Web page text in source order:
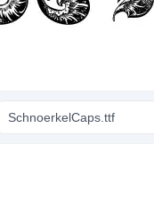
SchnoerkelCaps.ttf